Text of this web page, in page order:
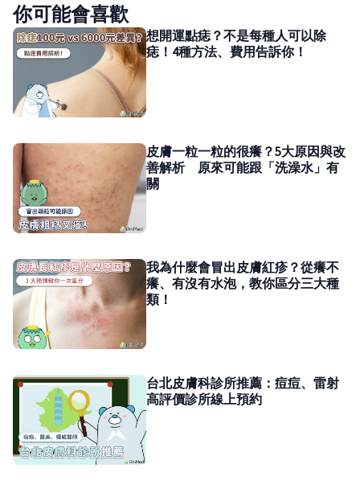
你可能會喜歡
想開運點痣？不是每種人可以除
痣！4種方法、費用告訴你！
皮膚一粒一粒的很癢？5大原因與改
善解析 原來可能跟「洗澡水」有
關
我為什麼會冒出皮膚紅疹？從癢不
癢、有沒有水泡，教你區分三大種
類！
台北皮膚科診所推薦：痘痘、雷射
高評價診所線上預約